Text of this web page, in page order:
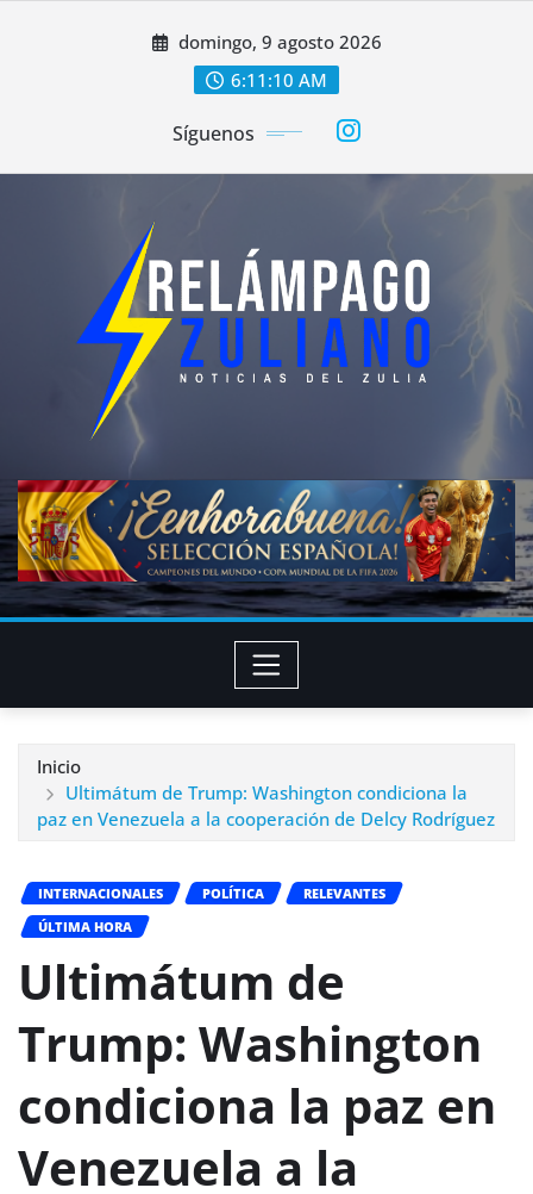
domingo, 9 agosto 2026
6:11:13 AM
Síguenos
Inicio
Ultimátum de Trump: Washington condiciona la
paz en Venezuela a la cooperación de Delcy Rodríguez
INTERNACIONALES POLÍTICA
RELEVANTES
ÚLTIMA HORA
Ultimátum de
Trump: Washington
condiciona la paz en
Venezuela a la